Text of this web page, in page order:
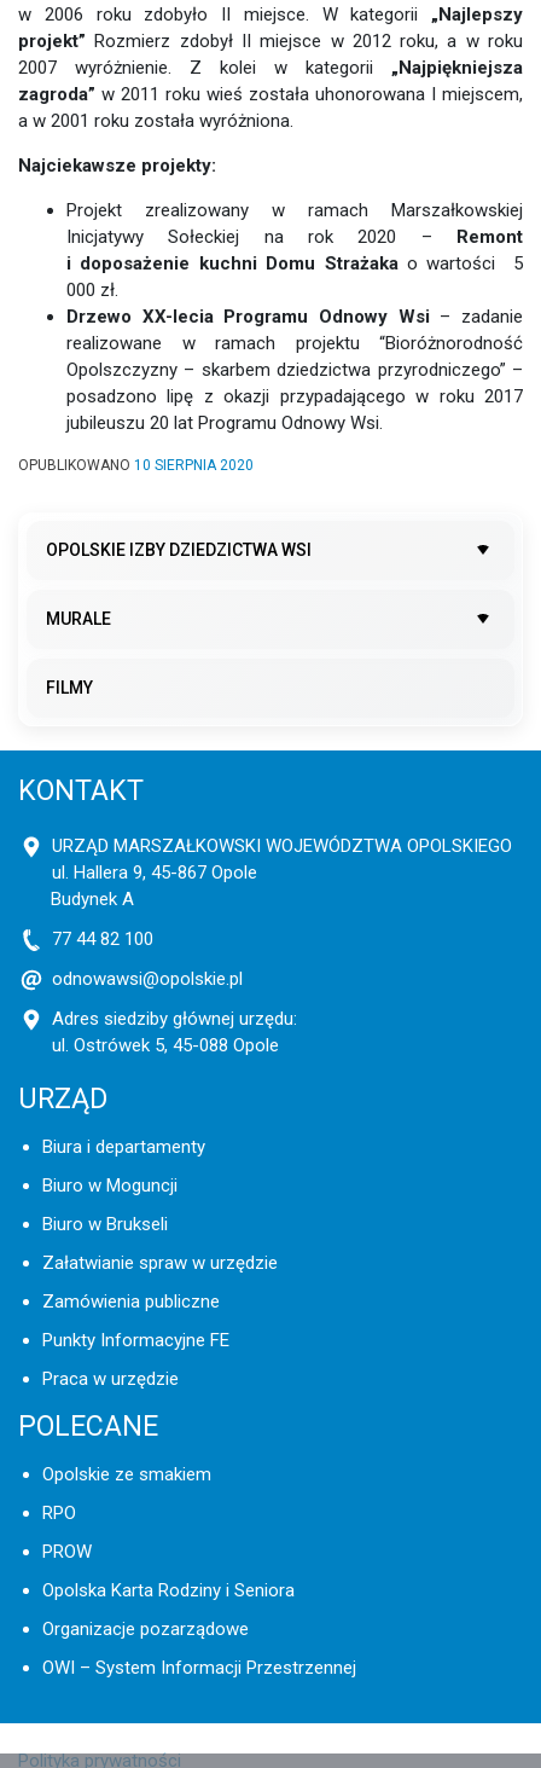
w 2006 roku zdobyło II miejsce. W kategorii „Najlepszy
projekt” Rozmierz zdobył II miejsce w 2012 roku, a w roku
2007 wyróżnienie. Z kolei w kategorii „Najpiękniejsza
zagroda” w 2011 roku wieś została uhonorowana I miejscem,
a w 2001 roku została wyróżniona.
Najciekawsze projekty:
Projekt zrealizowany w ramach Marszałkowskiej
Inicjatywy Sołeckiej na rok 2020 – Remont
i doposażenie kuchni Domu Strażaka o wartości 5
000 zł.
Drzewo XX-lecia Programu Odnowy Wsi – zadanie
realizowane w ramach projektu “Bioróżnorodność
Opolszczyzny – skarbem dziedzictwa przyrodniczego” –
posadzono lipę z okazji przypadającego w roku 2017
jubileuszu 20 lat Programu Odnowy Wsi.
OPUBLIKOWANO 10 SIERPNIA 2020
OPOLSKIE IZBY DZIEDZICTWA WSI
MURALE
FILMY
KONTAKT
URZĄD MARSZAŁKOWSKI WOJEWÓDZTWA OPOLSKIEGO
ul. Hallera 9, 45-867 Opole
Budynek A
77 44 82 100
odnowawsi@opolskie.pl
Adres siedziby głównej urzędu:
ul. Ostrówek 5, 45-088 Opole
URZĄD
Biura i departamenty
Biuro w Moguncji
Biuro w Brukseli
Załatwianie spraw w urzędzie
Zamówienia publiczne
Punkty Informacyjne FE
Praca w urzędzie
POLECANE
Opolskie ze smakiem
RPO
PROW
Opolska Karta Rodziny i Seniora
Organizacje pozarządowe
OWI – System Informacji Przestrzennej
Polityka prywatności